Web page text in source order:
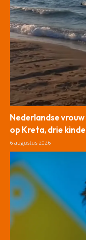
Nederlandse
op Kreta, drie
6 augustus 2026